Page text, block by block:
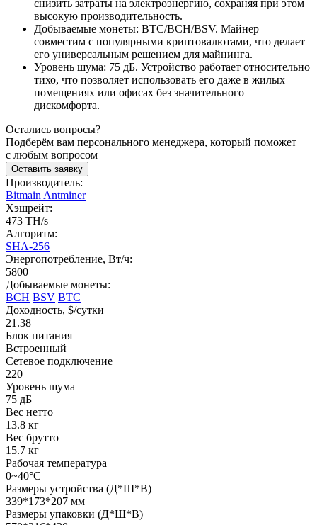
снизить затраты на электроэнергию, сохраняя при этом
высокую производительность.
Добываемые монеты: BTC/BCH/BSV. Майнер
совместим с популярными криптовалютами, что делает
его универсальным решением для майнинга.
Уровень шума: 75 дБ. Устройство работает относительно
тихо, что позволяет использовать его даже в жилых
помещениях или офисах без значительного
дискомфорта.
Остались вопросы?
Подберём вам персонального менеджера, который поможет
с любым вопросом
Оставить заявку
Производитель:
Bitmain Antminer
Хэшрейт:
473 TH/s
Алгоритм:
SHA-256
Энергопотребление, Вт/ч:
5800
Добываемые монеты:
BCH BSV BTC
Доходность, $/сутки
21.38
Блок питания
Встроенный
Сетевое подключение
220
Уровень шума
75 дБ
Вес нетто
13.8 кг
Вес брутто
15.7 кг
Рабочая температура
0~40°C
Размеры устройства (Д*Ш*В)
339*173*207 мм
Размеры упаковки (Д*Ш*В)